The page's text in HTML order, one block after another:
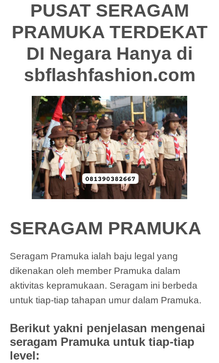
PUSAT SERAGAM
PRAMUKA TERDEKAT
DI Negara Hanya di
sbflashfashion.com
SERAGAM PRAMUKA
Seragam Pramuka ialah baju legal yang
dikenakan oleh member Pramuka dalam
aktivitas kepramukaan. Seragam ini berbeda
untuk tiap-tiap tahapan umur dalam Pramuka.
Berikut yakni penjelasan mengenai
seragam Pramuka untuk tiap-tiap
level: